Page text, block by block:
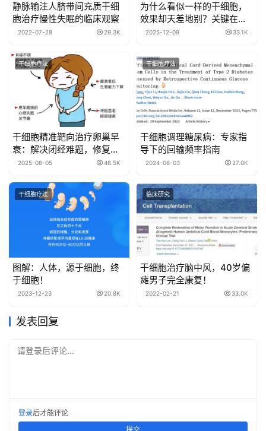
静脉输注人脐带间充质干细
胞治疗慢性失眠的临床观察
2022-07-28 29.3K
为什么看似一样的干细胞，
效果却天差地别？关键在这
里...
2025-12-09 33.1K
干细胞疗法
干细胞精准靶向治疗卵巢早
衰：解决闭经难题，修复卵
巢功能，缓解更年期不适！
2025-08-05 48.5K
干细胞疗法
干细胞调理糖尿病：专家指
导下的回输频率指南
2024-06-03 27.0K
干细胞疗法
图解：人体，源于细胞，终
于细胞！
2023-12-23 20.8K
临床研究
干细胞治疗脑中风，40岁偏
瘫男子完全康复！
2022-02-21 33.0K
发表回复
请登录后评论...
登录后才能评论